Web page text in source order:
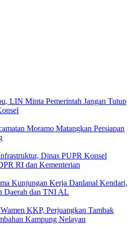
LIN Minta Pemerintah Jangan Tutup
Moramo Matangkan Persiapan
Dinas PUPR Konsel
RI dan Kementerian
Kunjungan Kerja Danlanal Kendari,
Daerah dan TNI AL
KKP, Perjuangkan Tambak
Kampung Nelayan